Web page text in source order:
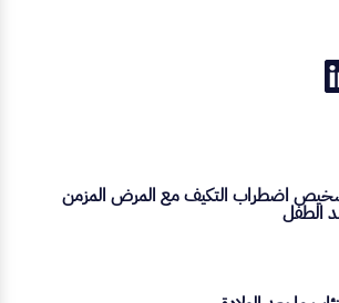
اضطراب التكيف مع المرض المزمن
الطفل